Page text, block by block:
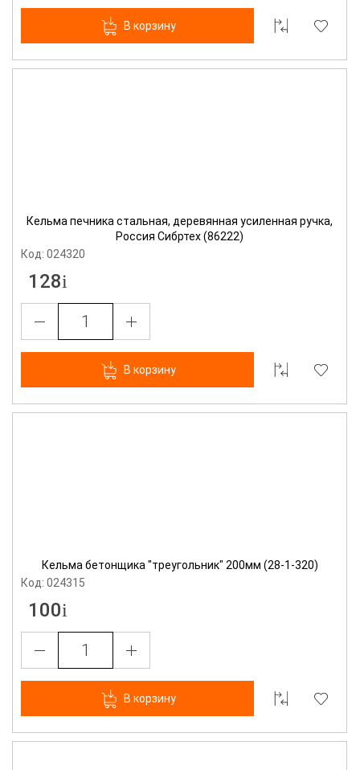
В корзину
Кельма печника стальная, деревянная усиленная ручка,
Россия Сибртех (86222)
Код: 024320
128
В корзину
Кельма бетонщика "треугольник" 200мм (28-1-320)
Код: 024315
100
В корзину